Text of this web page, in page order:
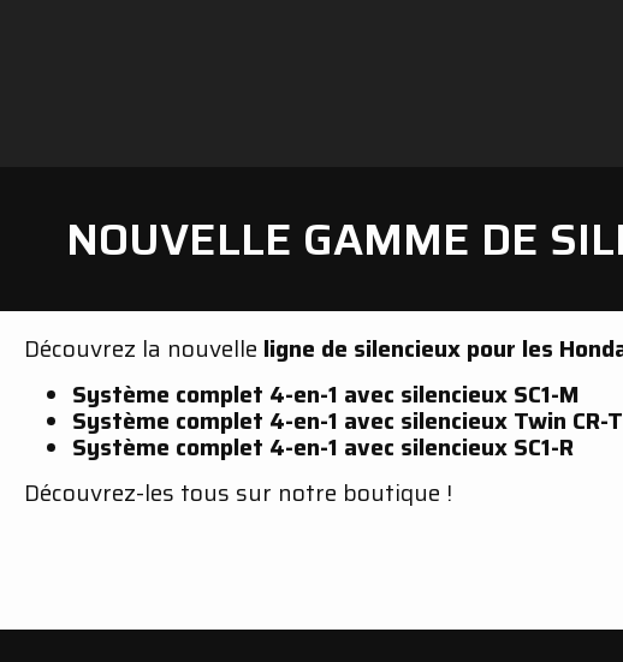
NOUVELLE GAMME DE
Découvrez la nouvelle ligne de silencieux pour les
Système complet 4-en-1 avec silencieux SC1-M
Système complet 4-en-1 avec silencieux Twin CR-T
Système complet 4-en-1 avec silencieux SC1-R
Découvrez-les tous sur notre boutique !